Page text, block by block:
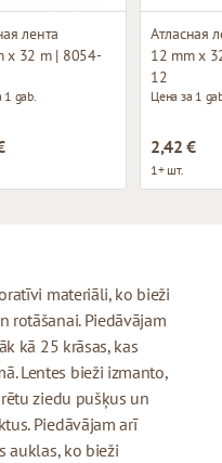
лента
x 32 m | 8054-
1 gab.
Атласная
12 mm x
12
Цена за 1
2,42 €
1+ шт.
materiāli, ko bieži
rotāšanai. Piedāvājam
kā 25 krāsas, kas
Lentes bieži izmanto,
ziedu pušķus un
Piedāvājam arī
auklas, ko bieži